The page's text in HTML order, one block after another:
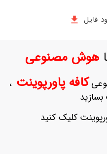
هوش مصنوعی
کافه پاورپوینت ،
بسازید
کلیک کنید